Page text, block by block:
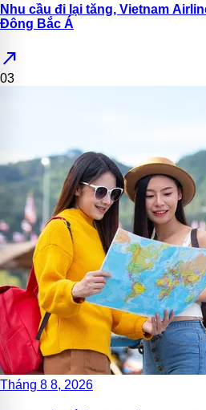
Nhu cầu đi lại tăng, Vietnam
Đông Bắc Á
north_east
03
Tháng 8 8, 2026